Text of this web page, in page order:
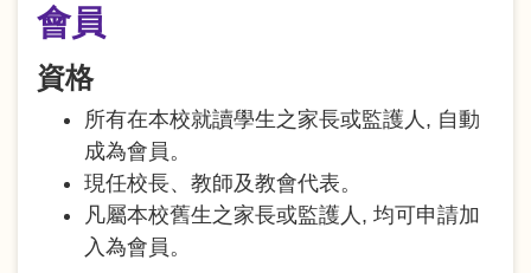
會員
資格
所有在本校就讀學生之家長或監護人, 自動
成為會員。
現任校長、教師及教會代表。
凡屬本校舊生之家長或監護人, 均可申請加
入為會員。